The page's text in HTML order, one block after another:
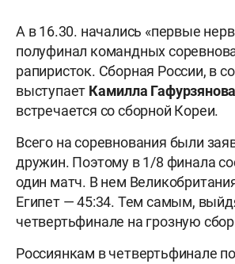
А в 16.30. начались «первые
полуфинал командных
рапиристок. Сборная России, в
выступает Камилла Гафурзянова
встречается со сборной Кореи.
Всего на соревнования были
дружин. Поэтому в 1/8 финала
один матч. В нем
Египет — 45:34. Тем самым,
четвертьфинале на грозную
Россиянкам в четвертьфинале